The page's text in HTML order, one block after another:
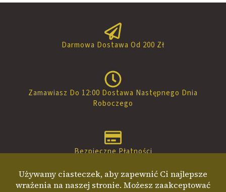
Darmowa Dostawa Od 200 Zł
Zamawiasz Do 12:00 Dostawa Następnego Dnia
Roboczego
Bezpieczne Płatności